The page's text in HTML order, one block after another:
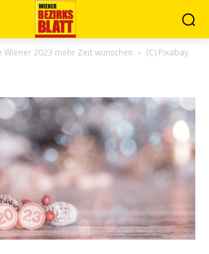
Wiener 2023 mehr Zeit wünschen (C) Pixabay